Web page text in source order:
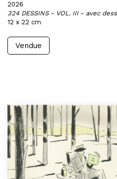
2026
324 DESSINS - VOL. III - avec
12 x 22 cm
Vendue